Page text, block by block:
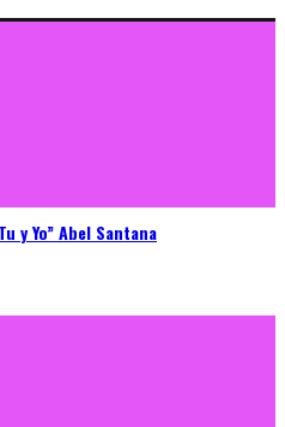
y Yo” Abel Santana